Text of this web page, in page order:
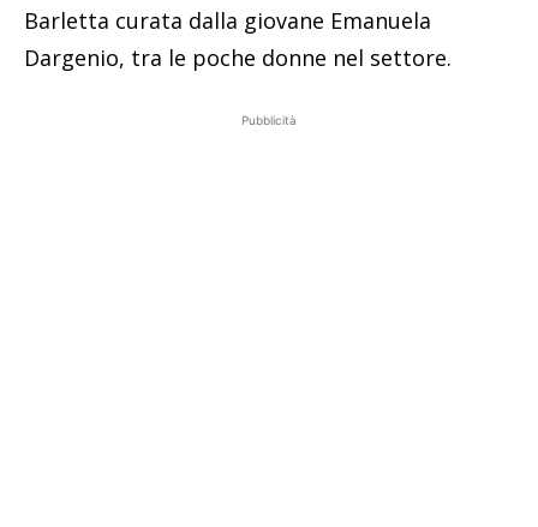
Barletta curata dalla giovane Emanuela
Dargenio, tra le poche donne nel settore.
Pubblicità